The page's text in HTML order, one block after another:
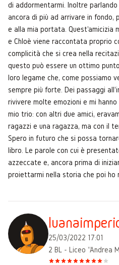
di addormentarmi. Inoltre
ancora di più ad arrivare in
e alla mia portata. Quest'amicizia
e Chloè viene raccontata proprio
complicità che si crea nella
questo può essere un ottimo
loro legame che, come possiamo
sempre più forte. Dei passaggi
rivivere molte emozioni e mi
mio trio: con altri due amici,
ragazzi e una ragazza, ma con il
Spero in futuro che si possa
libro. Le parole con cui è
azzeccate e, ancora prima di
proiettarmi nella storia che poi ho
25/03/2022 17:01
2 BL - Liceo "Andrea